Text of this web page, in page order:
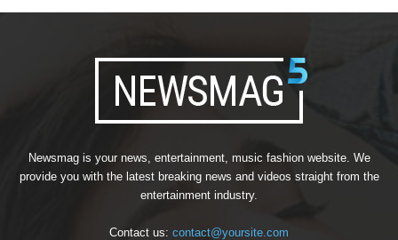
Newsmag is your news, entertainment, music fashion website. We
provide you with the latest breaking news and videos straight from the
entertainment industry.
Contact us: contact@yoursite.com